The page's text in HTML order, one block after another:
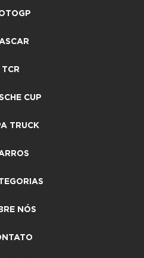
TCR
CUP
TRUCK
NÓS